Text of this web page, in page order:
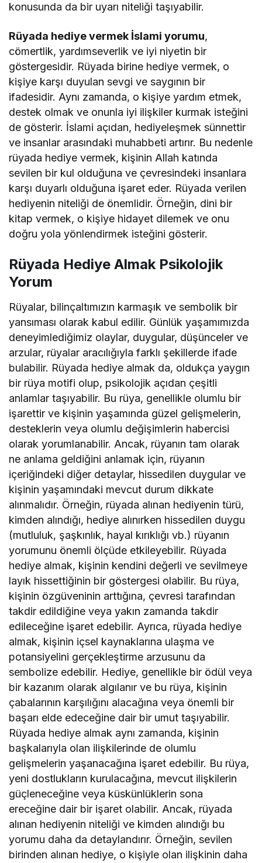
konusunda da bir uyarı niteliği taşıyabilir.
Rüyada hediye vermek İslami yorumu,
cömertlik, yardımseverlik ve iyi niyetin bir
göstergesidir. Rüyada birine hediye vermek, o
kişiye karşı duyulan sevgi ve saygının bir
ifadesidir. Aynı zamanda, o kişiye yardım etmek,
destek olmak ve onunla iyi ilişkiler kurmak isteğini
de gösterir. İslami açıdan, hediyeleşmek sünnettir
ve insanlar arasındaki muhabbeti artırır. Bu nedenle
rüyada hediye vermek, kişinin Allah katında
sevilen bir kul olduğuna ve çevresindeki insanlara
karşı duyarlı olduğuna işaret eder. Rüyada verilen
hediyenin niteliği de önemlidir. Örneğin, dini bir
kitap vermek, o kişiye hidayet dilemek ve onu
doğru yola yönlendirmek isteğini gösterir.
Rüyada Hediye Almak Psikolojik
Yorum
Rüyalar, bilinçaltımızın karmaşık ve sembolik bir
yansıması olarak kabul edilir. Günlük yaşamımızda
deneyimlediğimiz olaylar, duygular, düşünceler ve
arzular, rüyalar aracılığıyla farklı şekillerde ifade
bulabilir. Rüyada hediye almak da, oldukça yaygın
bir rüya motifi olup, psikolojik açıdan çeşitli
anlamlar taşıyabilir. Bu rüya, genellikle olumlu bir
işarettir ve kişinin yaşamında güzel gelişmelerin,
desteklerin veya olumlu değişimlerin habercisi
olarak yorumlanabilir. Ancak, rüyanın tam olarak
ne anlama geldiğini anlamak için, rüyanın
içeriğindeki diğer detaylar, hissedilen duygular ve
kişinin yaşamındaki mevcut durum dikkate
alınmalıdır. Örneğin, rüyada alınan hediyenin türü,
kimden alındığı, hediye alınırken hissedilen duygu
(mutluluk, şaşkınlık, hayal kırıklığı vb.) rüyanın
yorumunu önemli ölçüde etkileyebilir. Rüyada
hediye almak, kişinin kendini değerli ve sevilmeye
layık hissettiğinin bir göstergesi olabilir. Bu rüya,
kişinin özgüveninin arttığına, çevresi tarafından
takdir edildiğine veya yakın zamanda takdir
edileceğine işaret edebilir. Ayrıca, rüyada hediye
almak, kişinin içsel kaynaklarına ulaşma ve
potansiyelini gerçekleştirme arzusunu da
sembolize edebilir. Hediye, genellikle bir ödül veya
bir kazanım olarak algılanır ve bu rüya, kişinin
çabalarının karşılığını alacağına veya önemli bir
başarı elde edeceğine dair bir umut taşıyabilir.
Rüyada hediye almak aynı zamanda, kişinin
başkalarıyla olan ilişkilerinde de olumlu
gelişmelerin yaşanacağına işaret edebilir. Bu rüya,
yeni dostlukların kurulacağına, mevcut ilişkilerin
güçleneceğine veya küskünlüklerin sona
ereceğine dair bir işaret olabilir. Ancak, rüyada
alınan hediyenin niteliği ve kimden alındığı bu
yorumu daha da detaylandırır. Örneğin, sevilen
birinden alınan hediye, o kişiyle olan ilişkinin daha